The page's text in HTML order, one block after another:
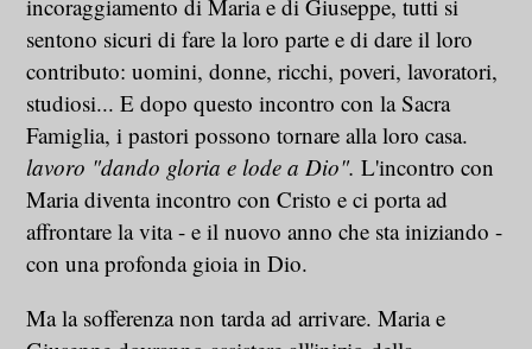
incoraggiamento di Maria e di Giuseppe, tutti si
sentono sicuri di fare la loro parte e di dare il loro
contributo: uomini, donne, ricchi, poveri, lavoratori,
studiosi... E dopo questo incontro con la Sacra
Famiglia, i pastori possono tornare alla loro casa.
lavoro "dando gloria e lode a Dio". L'incontro con
Maria diventa incontro con Cristo e ci porta ad
affrontare la vita - e il nuovo anno che sta iniziando -
con una profonda gioia in Dio.
Ma la sofferenza non tarda ad arrivare. Maria e